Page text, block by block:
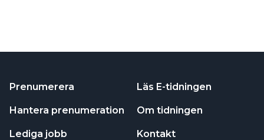
Prenumerera
Hantera prenumeration
Lediga jobb
Läs E-tidningen
Om tidningen
Kontakt